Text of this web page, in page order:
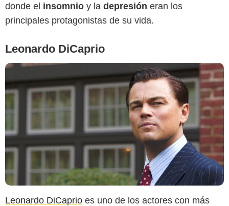
donde el insomnio y la depresión eran los
principales protagonistas de su vida.
Leonardo DiCaprio
Leonardo DiCaprio es uno de los actores con más